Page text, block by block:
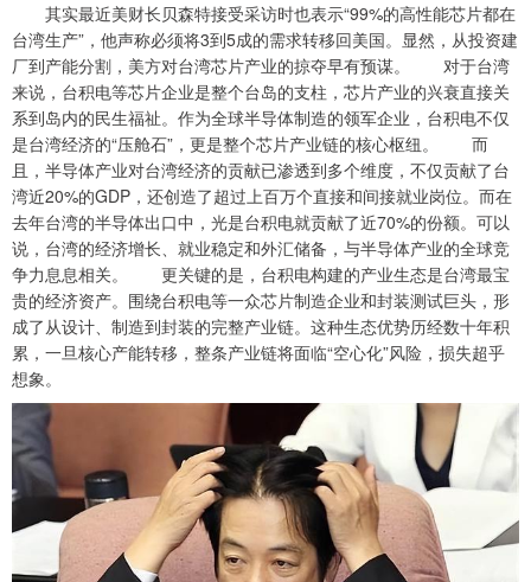
其实最近美财长贝森特接受采访时也表示“99%的高性能芯片都在
台湾生产”，他声称必须将3到5成的需求转移回美国。显然，从投资建
厂到产能分割，美方对台湾芯片产业的掠夺早有预谋。 对于台湾
来说，台积电等芯片企业是整个台岛的支柱，芯片产业的兴衰直接关
系到岛内的民生福祉。作为全球半导体制造的领军企业，台积电不仅
是台湾经济的“压舱石”，更是整个芯片产业链的核心枢纽。 而
且，半导体产业对台湾经济的贡献已渗透到多个维度，不仅贡献了台
湾近20%的GDP，还创造了超过上百万个直接和间接就业岗位。而在
去年台湾的半导体出口中，光是台积电就贡献了近70%的份额。可以
说，台湾的经济增长、就业稳定和外汇储备，与半导体产业的全球竞
争力息息相关。 更关键的是，台积电构建的产业生态是台湾最宝
贵的经济资产。围绕台积电等一众芯片制造企业和封装测试巨头，形
成了从设计、制造到封装的完整产业链。这种生态优势历经数十年积
累，一旦核心产能转移，整条产业链将面临“空心化”风险，损失超乎
想象。